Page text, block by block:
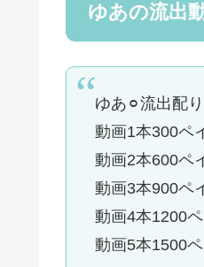
ゆあの流出
ゆあ⚪︎流出配
動画1本300ペ
動画2本600ペ
動画3本900ペ
動画4本1200ペ
動画5本1500ペ